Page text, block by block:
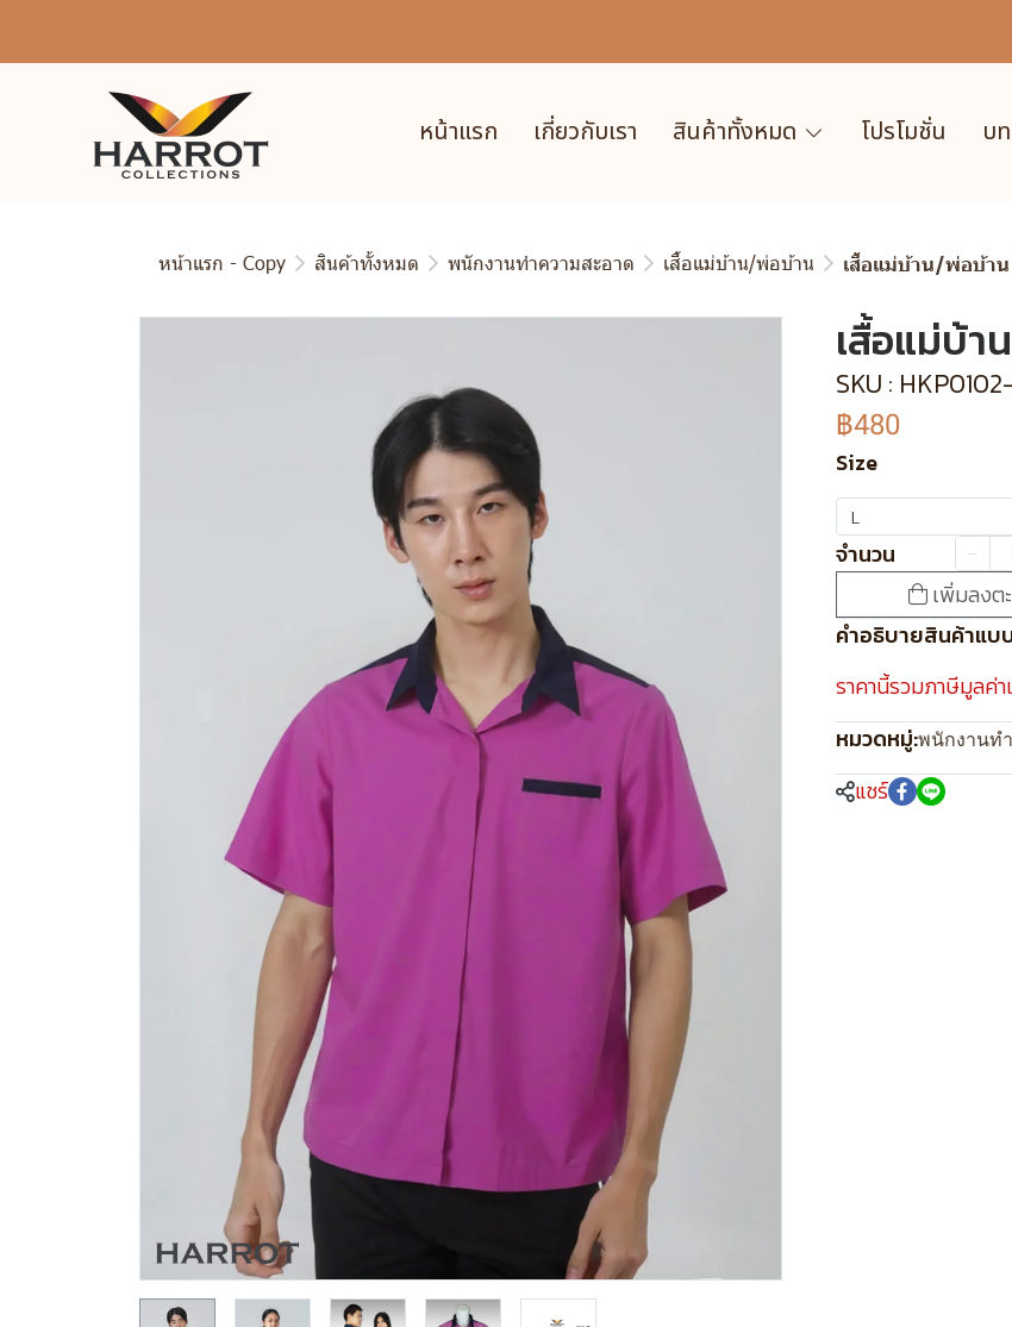
หน้าแรก เกี่ยวกับเรา สินค้าทั้งหมด โปรโมชั่น บ
หน้าแรก - Copy สินค้าทั้งหมด พนักงานทำความสะอาด เสื้อแม่บ้าน/พ่อบ้าน เสื้อแม่บ้าน/พ่อบ้า
เสื้อแม่บ้
SKU :
฿480
Size
L
จำนวน
เพิ่มลงต
คำอธิบายสินค้าแบ
ราคานี้รวมภาษีมูลค่
หมวดหมู่:พนักงานท
แชร์